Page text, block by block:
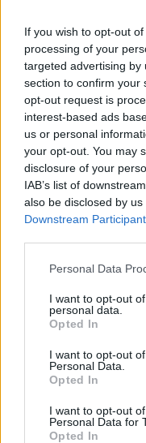
If you wish to opt-out
processing of your
targeted advertising by
section to confirm your
opt-out request is
interest-based ads
us or personal
your opt-out. You may
disclosure of your
IAB’s list of
also be disclosed by
Downstream
Personal Data
I want to opt-out
personal data.
Opted In
I want to opt-out
Personal Data.
Opted In
I want to opt-out
Personal Data for
Opted In
59,10 € 95,33 €
Tovar je skladom a
-
Séria/Značka:
Kód:
24
Druh pneumatiky:
TL
EU smernica:
Hlučnosť typ:
B